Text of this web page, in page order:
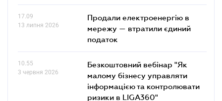
17.09
13 липня 2026
Продали електроенергію в
мережу — втратили єдиний
податок
10.55
3 червня 2026
Безкоштовний вебінар "Як
малому бізнесу управляти
інформацією та контролювати
ризики в LIGA360"